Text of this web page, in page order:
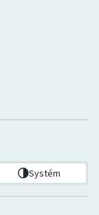
Systém